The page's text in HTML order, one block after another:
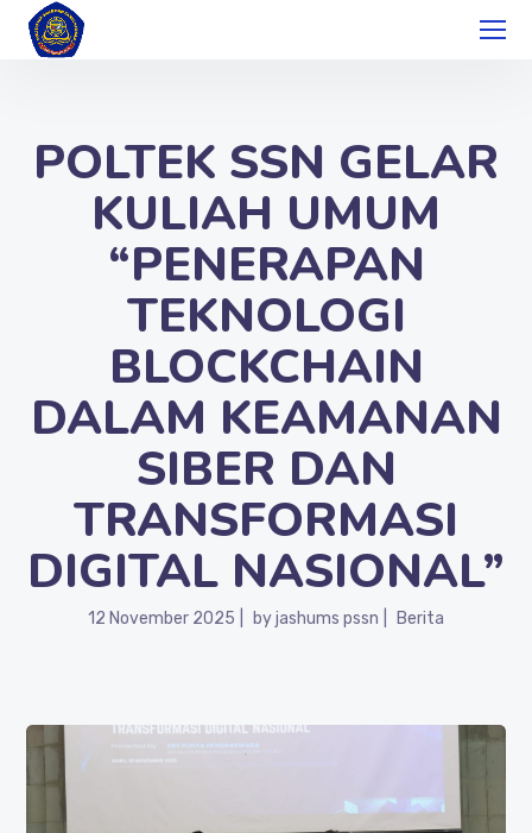
POLTEK SSN GELAR
KULIAH UMUM
“PENERAPAN
TEKNOLOGI
BLOCKCHAIN
DALAM KEAMANAN
SIBER DAN
TRANSFORMASI
DIGITAL NASIONAL”
12 November 2025 byjashums pssn Berita